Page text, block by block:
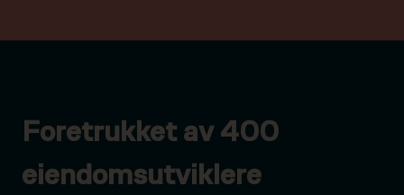
Foretrukket av 400
eiendomsutviklere